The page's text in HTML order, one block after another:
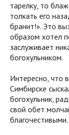
тарелку, то
толкать его
бранит!». Это
образом хотел
заслуживает
богохульником.
Интересно, что
Симбирске
богохульник,
свой обет
благочестивыми.